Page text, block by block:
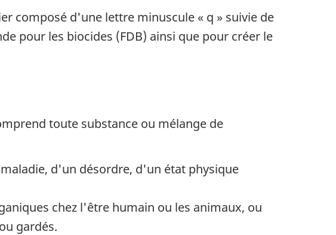
composé d'une lettre minuscule « q » suivie de
pour les biocides (FDB) ainsi que pour créer le
toute substance ou mélange de
d'un désordre, d'un état physique
chez l'être humain ou les animaux, ou
gardés.